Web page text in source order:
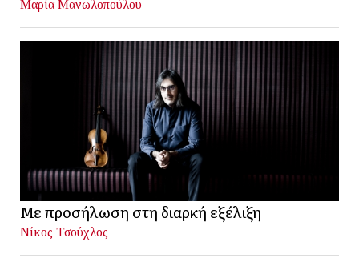
Μαρία Μανωλοπούλου
Με προσήλωση στη διαρκή εξέλιξη
Νίκος Τσούχλος